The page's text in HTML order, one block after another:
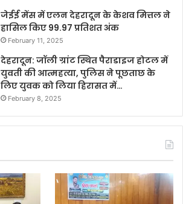
जेईई मेंस में एलन देहरादून के केशव मित्तल ने
हासिल किए 99.97 प्रतिशत अंक
February 11, 2025
देहरादून: जॉली ग्रांट स्थित पैराडाइज होटल में
युवती की आत्महत्या, पुलिस ने पूछताछ के
लिए युवक को लिया हिरासत में…
February 8, 2025